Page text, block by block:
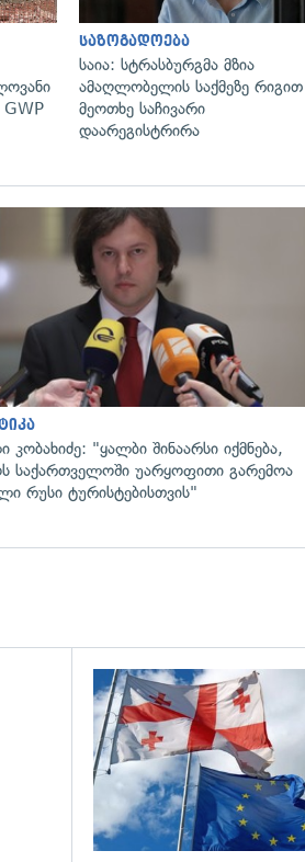
საზოგადოება
საია: სტრასბურგმა მზია
ამაღლობელის საქმეზე რიგით
მეოთხე საჩივარი
დაარეგისტრირა
კობახიძე: "ყალბი შინაარსი იქმნება,
საქართველოში უარყოფითი გარემოა
რუსი ტურისტებისთვის"